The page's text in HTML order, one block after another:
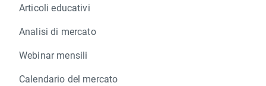
Articoli educativi
Analisi di mercato
Webinar mensili
Calendario del mercato